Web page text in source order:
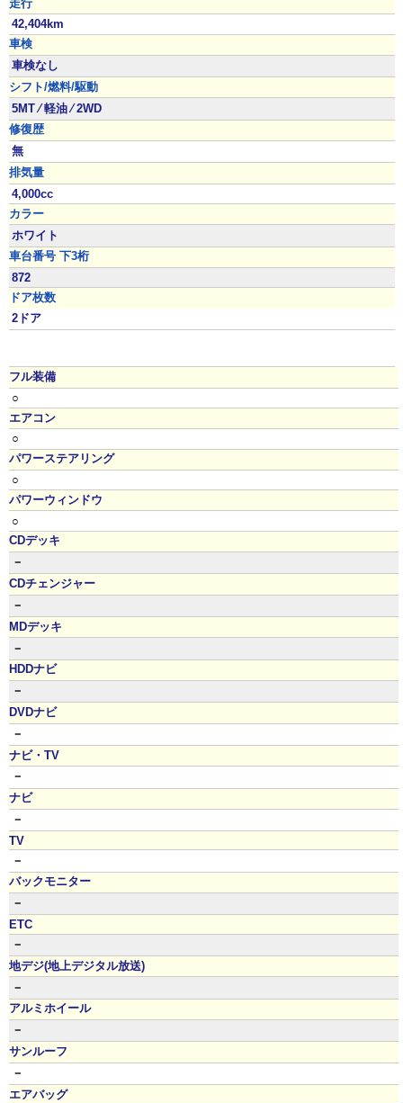
走行
42,404km
車検
車検なし
シフト/燃料/駆動
5MT ⁄ 軽油 ⁄ 2WD
修復歴
無
排気量
4,000cc
カラー
ホワイト
車台番号 下3桁
872
ドア枚数
2ドア
フル装備
○
エアコン
○
パワーステアリング
○
パワーウィンドウ
○
CDデッキ
－
CDチェンジャー
－
MDデッキ
－
HDDナビ
－
DVDナビ
－
ナビ・TV
－
ナビ
－
TV
－
バックモニター
－
ETC
－
地デジ(地上デジタル放送)
－
アルミホイール
－
サンルーフ
－
エアバッグ